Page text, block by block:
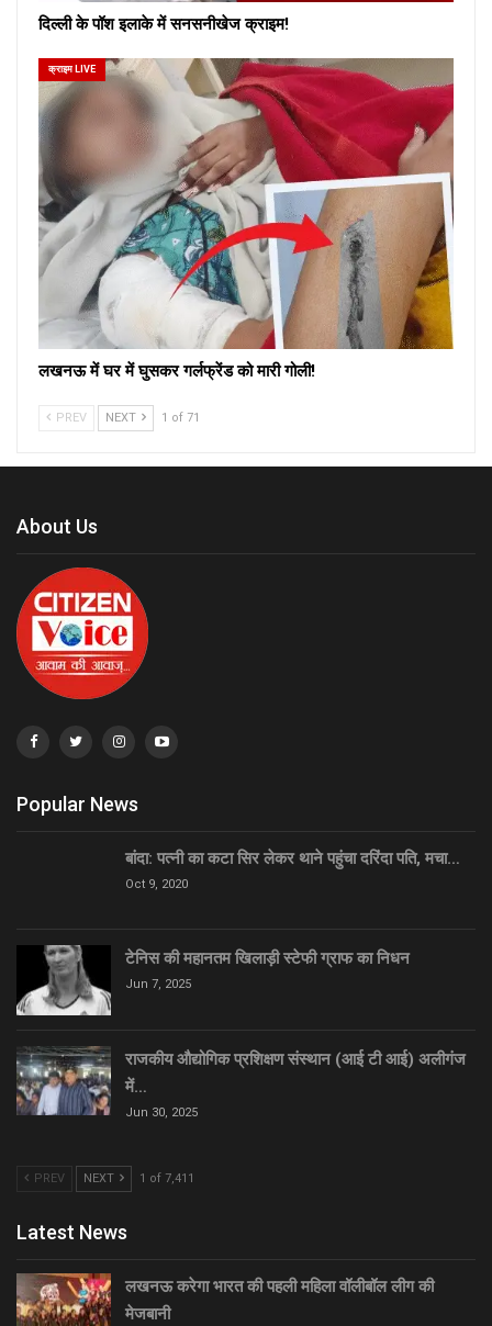
दिल्ली के पॉश इलाके में सनसनीखेज क्राइम!
क्राइम LIVE
लखनऊ में घर में घुसकर गर्लफ्रेंड को मारी गोली!
PREV NEXT 1 of 71
About Us
Popular News
बांदा: पत्नी का कटा सिर लेकर थाने पहुंचा दरिंदा पति, मचा…
Oct 9, 2020
टेनिस की महानतम खिलाड़ी स्टेफी ग्राफ का निधन
Jun 7, 2025
राजकीय औद्योगिक प्रशिक्षण संस्थान (आई टी आई) अलीगंज
में…
Jun 30, 2025
PREV NEXT 1 of 7,411
Latest News
लखनऊ करेगा भारत की पहली महिला वॉलीबॉल लीग की
मेजबानी